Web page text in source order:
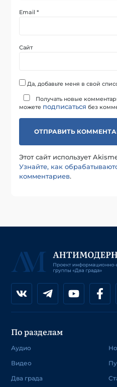
Email*
Сайт
Да, добавьте меня в свой
Получать новые
можете подписаться без
Этот сайт использует
Узнайте, как
комментариев.
По разделам
Аудио
Видео
Два града